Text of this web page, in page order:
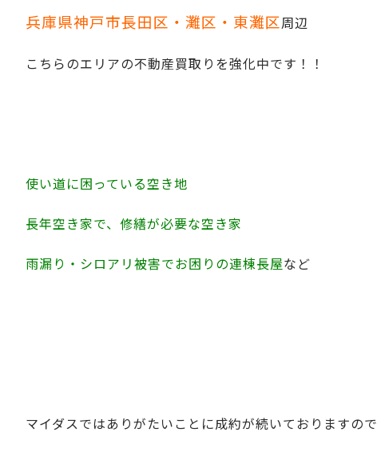
兵庫県神戸市長田区・灘区・東灘区周辺
こちらのエリアの不動産買取りを強化中です！！
使い道に困っている空き地
長年空き家で、修繕が必要な空き家
雨漏り・シロアリ被害でお困りの連棟長屋など
マイダスではありがたいことに成約が続いておりますので